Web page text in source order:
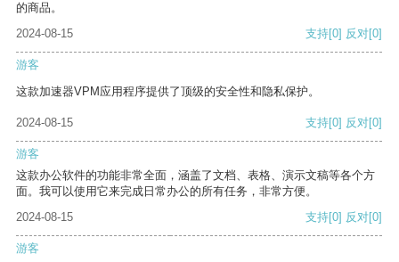
的商品。
2024-08-15
支持[0] 反对[0]
游客
这款加速器VPM应用程序提供了顶级的安全性和隐私保护。
2024-08-15 支持[0] 反对[0]
游客
这款办公软件的功能非常全面，涵盖了文档、表格、演示文稿等各个方
面。我可以使用它来完成日常办公的所有任务，非常方便。
2024-08-15
支持[0] 反对[0]
游客